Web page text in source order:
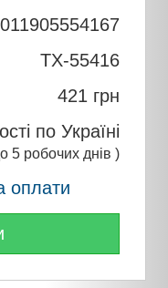
TX-55416
421 грн
по Україні
5 робочих днів )
оплати